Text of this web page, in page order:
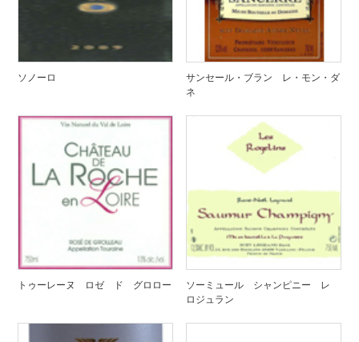
ソノーロ
サンセール・ブラン レ・モン・ダ
ネ
トゥーレーヌ ロゼ ド グロロー
ソーミュール シャンピニー レ
ロジュラン